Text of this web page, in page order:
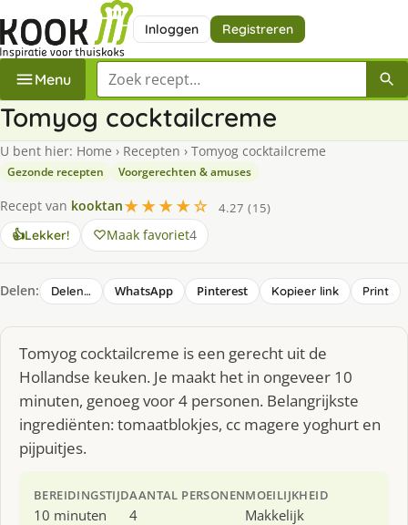
Inloggen Registreren
Menu Zoek een recept
Tomyog cocktailcreme
U bent hier: Home › Recepten › Tomyog cocktailcreme
Gezonde recepten Voorgerechten & amuses
Recept van kooktan★★★★☆
4.27 (15)
👍Lekker! Maak favoriet4
Delen: Delen… WhatsApp Pinterest Kopieer link Print
Tomyog cocktailcreme is een gerecht uit de
Hollandse keuken. Je maakt het in ongeveer 10
minuten, genoeg voor 4 personen. Belangrijkste
ingrediënten: tomaatblokjes, cc magere yoghurt en
pijpuitjes.
BEREIDINGSTIJD
10 minuten
AANTAL PERSONEN
4
MOEILIJKHEID
Makkelijk